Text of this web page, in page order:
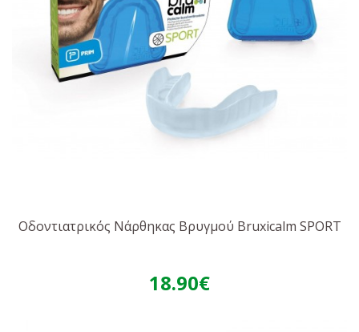
Οδοντιατρικός Νάρθηκας Βρυγμού Bruxicalm SPORT
18.90€